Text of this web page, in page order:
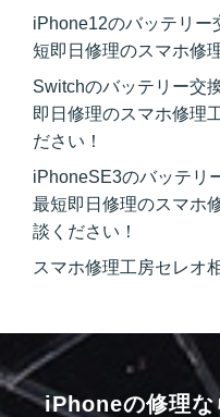
iPhone12のバッテリー
短即日修理のスマホ修
Switchのバッテリー交
即日修理のスマホ修理
ださい！
iPhoneSE3のバッテリ
最短即日修理のスマホ
談ください！
スマホ修理工房セレオ
iPhoneの修理な